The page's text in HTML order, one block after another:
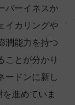
バーイネスか
イカリングや
潤能力を持つ
ことが分かり
ードンに新し
進めていま